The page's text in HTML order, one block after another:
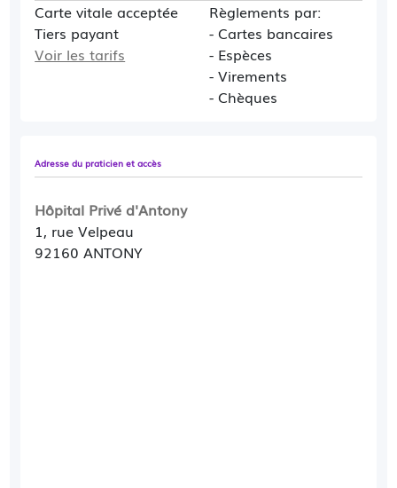
Carte vitale acceptée
Tiers payant
Voir les tarifs
Règlements par:
- Cartes bancaires
- Espèces
- Virements
- Chèques
Adresse du praticien et accès
Hôpital Privé d'Antony
1, rue Velpeau
92160 ANTONY